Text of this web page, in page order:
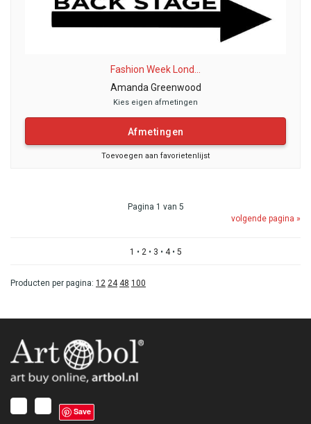
Fashion Week Lond...
Amanda Greenwood
Kies eigen afmetingen
Afmetingen
Toevoegen aan favorietenlijst
Pagina 1 van 5
volgende pagina »
1 • 2• 3 • 4• 5
Producten per pagina: 12 24 48 100
Save